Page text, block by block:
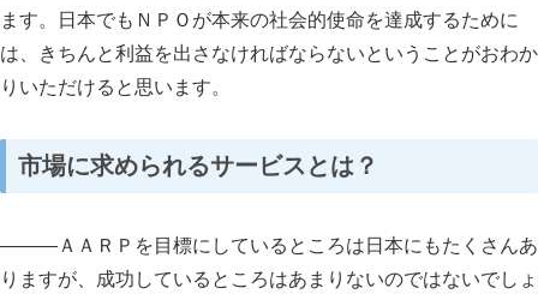
ます。日本でもＮＰＯが本来の社会的使命を達成するために
は、きちんと利益を出さなければならないということがおわか
りいただけると思います。
市場に求められるサービスとは？
―――ＡＡＲＰを目標にしているところは日本にもたくさんあ
りますが、成功しているところはあまりないのではないでしょ